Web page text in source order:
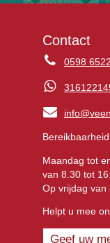
Contact
0598
Maandag tot
van 8.30 tot
Op vrijdag van
Helpt u mee
Geef uw